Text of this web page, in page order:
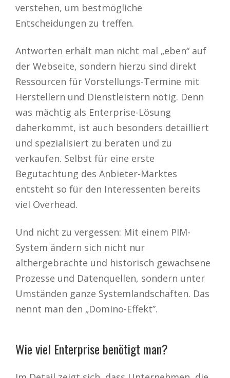
verstehen, um bestmögliche
Entscheidungen zu treffen.
Antworten erhält man nicht mal „eben“ auf
der Webseite, sondern hierzu sind direkt
Ressourcen für Vorstellungs-Termine mit
Herstellern und Dienstleistern nötig. Denn
was mächtig als Enterprise-Lösung
daherkommt, ist auch besonders detailliert
und spezialisiert zu beraten und zu
verkaufen. Selbst für eine erste
Begutachtung des Anbieter-Marktes
entsteht so für den Interessenten bereits
viel Overhead.
Und nicht zu vergessen: Mit einem PIM-
System ändern sich nicht nur
althergebrachte und historisch gewachsene
Prozesse und Datenquellen, sondern unter
Umständen ganze Systemlandschaften. Das
nennt man den „Domino-Effekt”.
Wie viel Enterprise benötigt man?